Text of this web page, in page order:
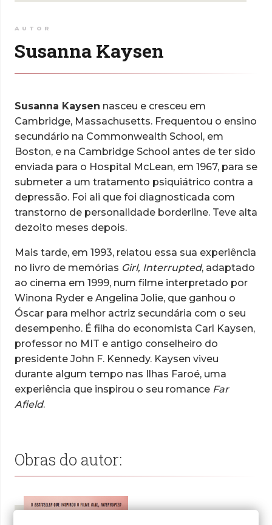
AUTOR
Susanna Kaysen
Susanna Kaysen nasceu e cresceu em
Cambridge, Massachusetts. Frequentou o ensino
secundário na Commonwealth School, em
Boston, e na Cambridge School antes de ter sido
enviada para o Hospital McLean, em 1967, para se
submeter a um tratamento psiquiátrico contra a
depressão. Foi ali que foi diagnosticada com
transtorno de personalidade borderline. Teve alta
dezoito meses depois.
Mais tarde, em 1993, relatou essa sua experiência
no livro de memórias Girl, Interrupted, adaptado
ao cinema em 1999, num filme interpretado por
Winona Ryder e Angelina Jolie, que ganhou o
Óscar para melhor actriz secundária com o seu
desempenho. É filha do economista Carl Kaysen,
professor no MIT e antigo conselheiro do
presidente John F. Kennedy. Kaysen viveu
durante algum tempo nas Ilhas Faroé, uma
experiência que inspirou o seu romance Far
Afield.
Obras do autor: